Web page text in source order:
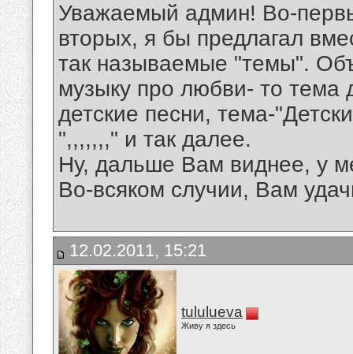
Уважаемый админ! Во-
вторых, я бы предлагал
так называемые "темы".
музыку про любви- то
детские песни, тема-
",,,,,,," и так далее.
Ну, дальше Вам виднее, у
Во-всяком случии, Вам
12.02.2011, 15:21
tululueva
Живу я здесь